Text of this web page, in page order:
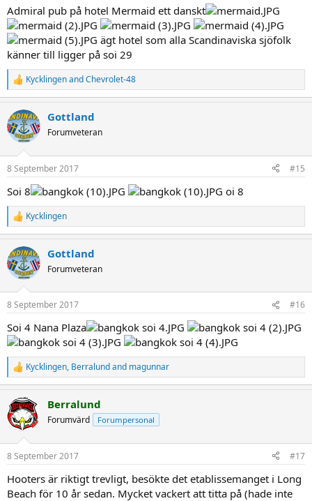
Admiral pub på hotel Mermaid ett danskt
ägt hotel som alla Scandinaviska sjöfolk
känner till ligger på soi 29
R
e
c
t
i
s
KycklingenandChevrolet-48
Gottland
Forumveteran
8 September 2017 #15
Soi 8 oi 8
R
e
c
t
i
n
s
Kycklingen
Gottland
Forumveteran
8 September 2017 #16
Soi 4 Nana Plaza
R
e
c
t
i
s
Kycklingen, Berralundand magunnar
Berralund
Forumvärd Forumpersonal
8 September 2017 #17
Hooters är riktigt trevligt, besökte det etablissemanget i Long
Beach för 10 år sedan. Mycket vackert att titta på (hade inte